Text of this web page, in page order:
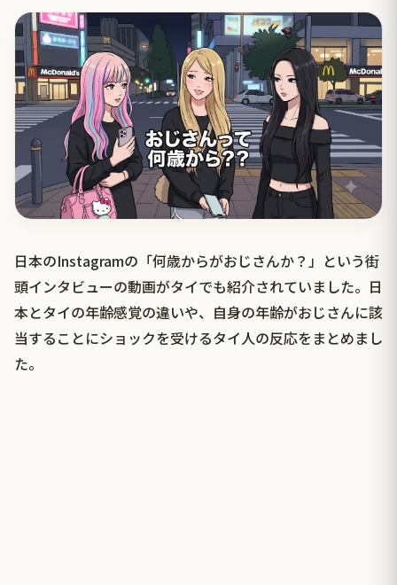
日本のInstagramの「何歳からがおじさんか？」という街
頭インタビューの動画がタイでも紹介されていました。日
本とタイの年齢感覚の違いや、自身の年齢がおじさんに該
当することにショックを受けるタイ人の反応をまとめまし
た。